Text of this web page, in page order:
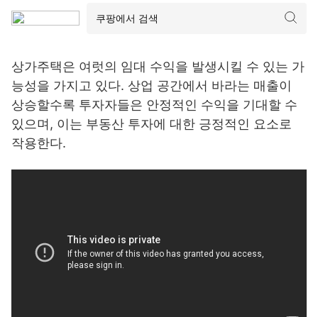
상가주택은 여럿의 임대 수익을 발생시킬 수 있는 가
능성을 가지고 있다. 상업 공간에서 바라는 매출이
상승할수록 투자자들은 안정적인 수익을 기대할 수
있으며, 이는 부동산 투자에 대한 긍정적인 요소로
작용한다.